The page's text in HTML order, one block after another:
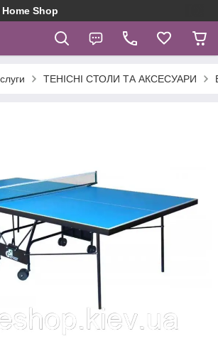
Home Shop
ТЕНІСНІ СТОЛИ ТА АКСЕСУАРИ